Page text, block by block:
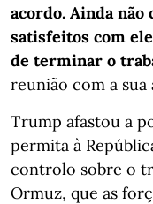
acordo. Ainda não
satisfeitos com
de terminar o
reunião com a sua
Trump afastou a
permita à
controlo sobre o
Ormuz, que as